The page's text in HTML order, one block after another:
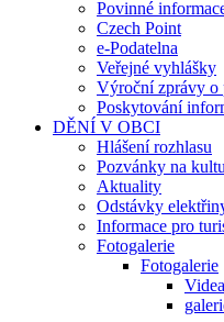
Povinné
Czech Point
e-Podatelna
Veřejné vyhlášky
Výroční zprávy o
Poskytování
DĚNÍ V OBCI
Hlášení rozhlasu
Pozvánky na
Aktuality
Odstávky
Informace pro
Fotogalerie
Fotogalerie